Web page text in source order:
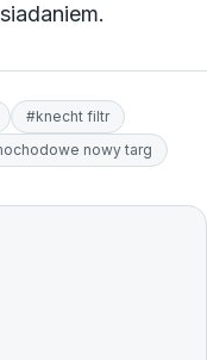
#knecht filtr
nowy targ